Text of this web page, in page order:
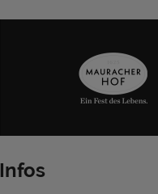
Infos